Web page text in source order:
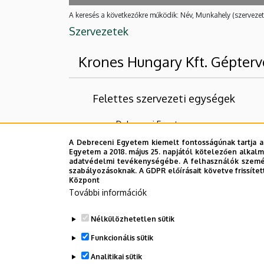
A keresés a következőkre működik: Név, Munkahely
Szervezetek
Krones Hungary Kft.
Felettes szervezeti egységek
Debreceni Egyetem
Műszaki Kar
Nincs találat.
A Debreceni Egyetem kiemelt fontosságúnak
Egyetem a 2018. május 25. napjától kötelezően
adatvédelmi tevékenységébe. A felhasználók
szabályozásoknak. A GDPR előírásait követve
Központ
További információk
Nélkülözhetetlen sütik
Funkcionális sütik
Analitikai sütik